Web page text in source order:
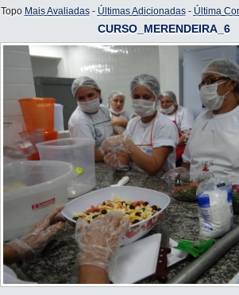
Topo Mais Avaliadas- Últimas Adicionadas- Última
CURSO_MERENDEIRA_6